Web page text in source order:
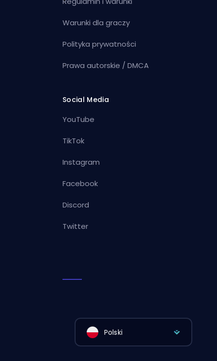
Warunki dla graczy
Polityka prywatności
Prawa autorskie / DMCA
Social Media
YouTube
TikTok
Instagram
Facebook
Discord
Twitter
Polski